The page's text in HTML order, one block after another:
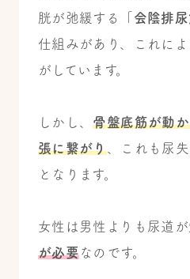
胱が弛緩する「 会陰排
仕組みがあり、これに
がしています。
しかし、骨盤底筋が動
張に繋がり、これも尿
となります。
女性は男性よりも尿道
が必要なのです。